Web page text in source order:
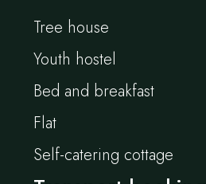
Tree house
Youth hostel
Bed and breakfast
Flat
Self-catering cottage